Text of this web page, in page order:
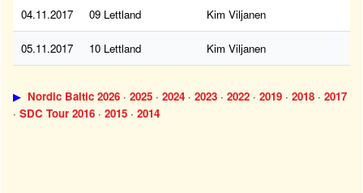
04.11.2017 09 Lettland Kim Viljanen
05.11.2017 10 Lettland Kim Viljanen
▶ Nordic Baltic 2026 · 2025 · 2024 · 2023 · 2022 · 2019 · 2018 · 2017
· SDC Tour 2016 · 2015 · 2014